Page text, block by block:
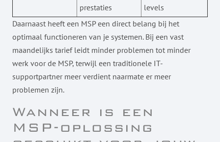
prestaties
levels
Daarnaast heeft een MSP een direct belang bij het
optimaal functioneren van je systemen. Bij een vast
maandelijks tarief leidt minder problemen tot minder
werk voor de MSP, terwijl een traditionele IT-
supportpartner meer verdient naarmate er meer
problemen zijn.
Wanneer is een
MSP-oplossing